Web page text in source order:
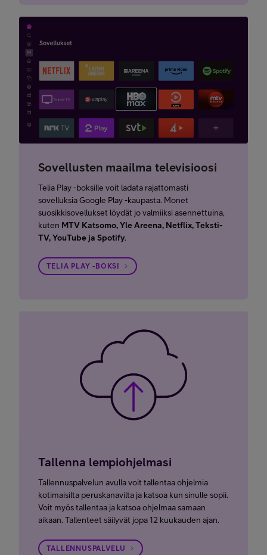
Sovellusten maailma televisioosi
Telia Play -boksille voit ladata rajattomasti
sovelluksia Google Play -kaupasta. Monet
suosikkisovellukset löydät jo valmiiksi asennettuina,
kuten MTV Katsomo, Yle Areena, Netflix, Teksti-
TV, YouTube ja Spotify.
TELIA PLAY -BOKSI
Tallenna lempiohjelmasi
Tallennuspalvelun avulla voit tallentaa ohjelmia
kotimaisilta peruskanavilta ja katsoa kun sinulle sopii.
Voit myös tallentaa ja katsoa ohjelmaa samaan
aikaan. Tallenteet säilyvät jopa 12 kuukauden ajan.
TALLENNUSPALVELU